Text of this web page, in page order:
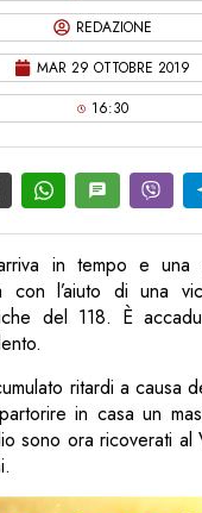
REDAZIONE
MAR 29 OTTOBRE 2019
16:30
arriva in tempo e
con l’aiuto di una
del 118. È
ritardi a causa
in casa un
sono ora ricoverati